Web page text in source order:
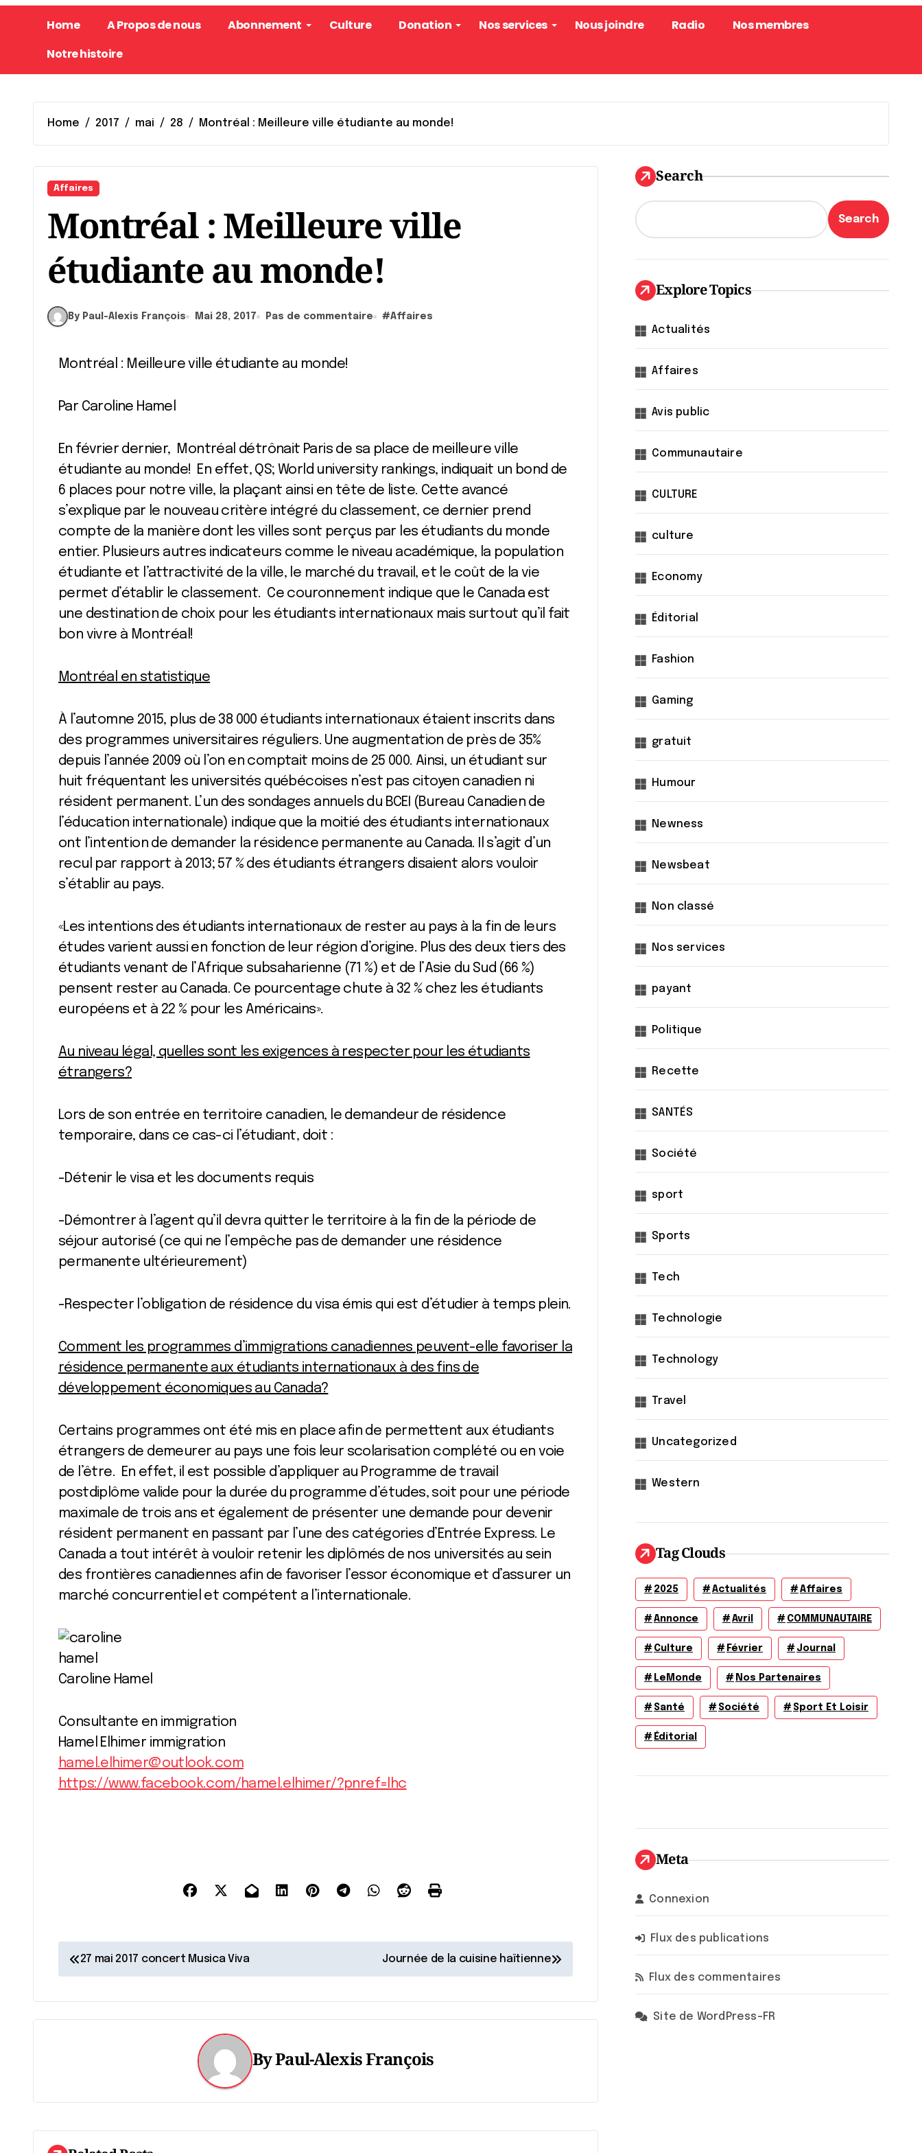
Home A Propos de nous Abonnement Culture Donation Nos services Nous joindre Radio
Nos membres
Notre histoire
Home 2017 mai 28 Montréal : Meilleure ville étudiante au monde!
Affaires
Montréal : Meilleure ville
étudiante au monde!
By Paul-Alexis François Mai 28, 2017 Pas de commentaire #Affaires
Montréal : Meilleure ville étudiante au monde!
Par Caroline Hamel
En février dernier, Montréal détrônait Paris de sa place de meilleure ville
étudiante au monde! En effet, QS; World university rankings, indiquait un bond de
6 places pour notre ville, la plaçant ainsi en tête de liste. Cette avancé
s’explique par le nouveau critère intégré du classement, ce dernier prend
compte de la manière dont les villes sont perçus par les étudiants du monde
entier. Plusieurs autres indicateurs comme le niveau académique, la population
étudiante et l’attractivité de la ville, le marché du travail, et le coût de la vie
permet d’établir le classement. Ce couronnement indique que le Canada est
une destination de choix pour les étudiants internationaux mais surtout qu’il fait
bon vivre à Montréal!
Montréal en statistique
À l’automne 2015, plus de 38 000 étudiants internationaux étaient inscrits dans
des programmes universitaires réguliers. Une augmentation de près de 35%
depuis l’année 2009 où l’on en comptait moins de 25 000. Ainsi, un étudiant sur
huit fréquentant les universités québécoises n’est pas citoyen canadien ni
résident permanent. L’un des sondages annuels du BCEI (Bureau Canadien de
l’éducation internationale) indique que la moitié des étudiants internationaux
ont l’intention de demander la résidence permanente au Canada. Il s’agit d’un
recul par rapport à 2013; 57 % des étudiants étrangers disaient alors vouloir
s’établir au pays.
«Les intentions des étudiants internationaux de rester au pays à la fin de leurs
études varient aussi en fonction de leur région d’origine. Plus des deux tiers des
étudiants venant de l’Afrique subsaharienne (71 %) et de l’Asie du Sud (66 %)
pensent rester au Canada. Ce pourcentage chute à 32 % chez les étudiants
européens et à 22 % pour les Américains».
Au niveau légal, quelles sont les exigences à respecter pour les étudiants
étrangers?
Lors de son entrée en territoire canadien, le demandeur de résidence
temporaire, dans ce cas-ci l’étudiant, doit :
-Détenir le visa et les documents requis
-Démontrer à l’agent qu’il devra quitter le territoire à la fin de la période de
séjour autorisé (ce qui ne l’empêche pas de demander une résidence
permanente ultérieurement)
-Respecter l’obligation de résidence du visa émis qui est d’étudier à temps plein.
Comment les programmes d’immigrations canadiennes peuvent-elle favoriser la
résidence permanente aux étudiants internationaux à des fins de
développement économiques au Canada?
Certains programmes ont été mis en place afin de permettent aux étudiants
étrangers de demeurer au pays une fois leur scolarisation complété ou en voie
de l’être. En effet, il est possible d’appliquer au Programme de travail
postdiplôme valide pour la durée du programme d’études, soit pour une période
maximale de trois ans et également de présenter une demande pour devenir
résident permanent en passant par l’une des catégories d’Entrée Express. Le
Canada a tout intérêt à vouloir retenir les diplômés de nos universités au sein
des frontières canadiennes afin de favoriser l’essor économique et d’assurer un
marché concurrentiel et compétent a l’internationale.
Caroline Hamel
Consultante en immigration
Hamel Elhimer immigration
hamel.elhimer@outlook.com
https://www.facebook.com/hamel.elhimer/?pnref=lhc
N
a
v
a
t
27 mai 2017 concert Musica Viva Journée de la cuisine haïtienne
ByPaul-Alexis François
Search
Search
Explore Topics
Actualités
Affaires
Avis public
Communautaire
CULTURE
culture
Economy
Éditorial
Fashion
Gaming
gratuit
Humour
Newness
Newsbeat
Non classé
Nos services
payant
Politique
Recette
SANTÉS
Société
sport
Sports
Tech
Technologie
Technology
Travel
Uncategorized
Western
Tag Clouds
2025 Actualités Affaires
Annonce Avril COMMUNAUTAIRE
Culture Février Journal
LeMonde Nos Partenaires
Santé Société Sport Et Loisir
Éditorial
Meta
Connexion
Flux des publications
Flux des commentaires
Site de WordPress-FR